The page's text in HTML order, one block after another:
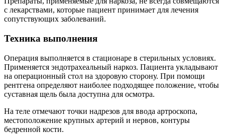
с лекарствами, которые пациент принимает для лечения
сопутствующих заболеваний.
Техника выполнения
Операция выполняется в стационаре в стерильных условиях.
Применяется эндотрахеальный наркоз. Пациента укладывают
на операционный стол на здоровую сторону. При помощи
рентгена определяют наиболее подходящее положение, чтобы
суставная щель была доступна для осмотра.
На теле отмечают точки надрезов для ввода артроскопа,
местоположение крупных артерий и нервов, контуры
бедренной кости.